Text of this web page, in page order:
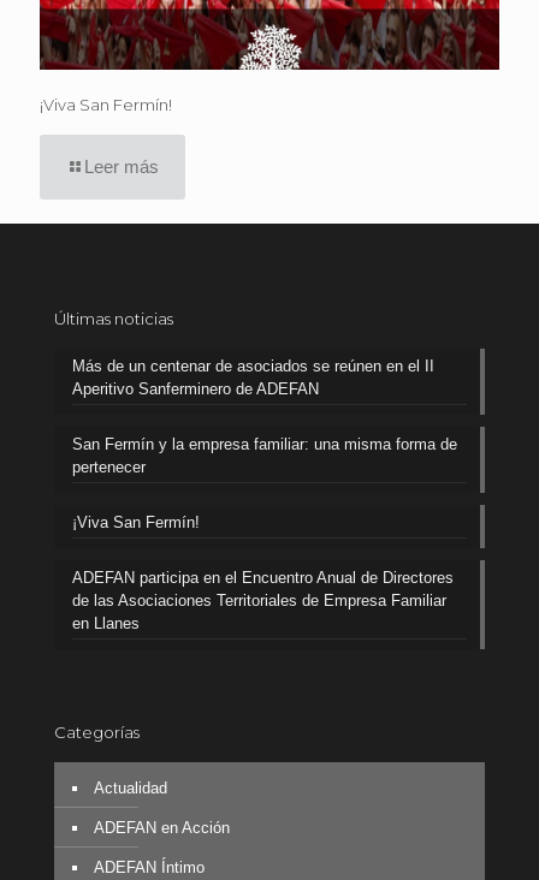
¡Viva San Fermín!
Leer más
Últimas noticias
Más de un centenar de asociados se reúnen en el II
Aperitivo Sanferminero de ADEFAN
San Fermín y la empresa familiar: una misma forma de
pertenecer
¡Viva San Fermín!
ADEFAN participa en el Encuentro Anual de Directores
de las Asociaciones Territoriales de Empresa Familiar
en Llanes
Categorías
Actualidad
ADEFAN en Acción
ADEFAN Íntimo